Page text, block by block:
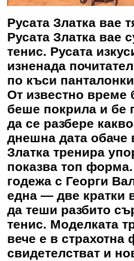
Русата Златка вае
Русата Златка вае
тенис. Русата
изненада
по къси
От известно време
беше покрила и бе
да се разбере
днешна дата обаче
Златка тренира
показва топ
годежа с Георги
една — две кратки
да теши разбито
тенис. Моделката
вече е в страхотна
свидетелстват и